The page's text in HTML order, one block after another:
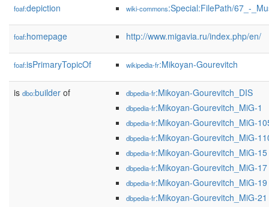
foaf:depiction wiki-commons:Special:FilePath/67_-
foaf:homepage http://www.migavia.ru/index.php/en/
foaf:isPrimaryTopicOf wikipedia-fr:Mikoyan-Gourevitch
is dbo:builder of dbpedia-fr:Mikoyan-Gourevitch_DIS
dbpedia-fr:Mikoyan-Gourevitch_MiG-1
dbpedia-fr:Mikoyan-Gourevitch_MiG-
dbpedia-fr:Mikoyan-Gourevitch_MiG-
dbpedia-fr:Mikoyan-Gourevitch_MiG-15
dbpedia-fr:Mikoyan-Gourevitch_MiG-17
dbpedia-fr:Mikoyan-Gourevitch_MiG-19
dbpedia-fr:Mikoyan-Gourevitch_MiG-21